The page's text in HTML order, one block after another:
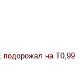
подорожал на Т0,99